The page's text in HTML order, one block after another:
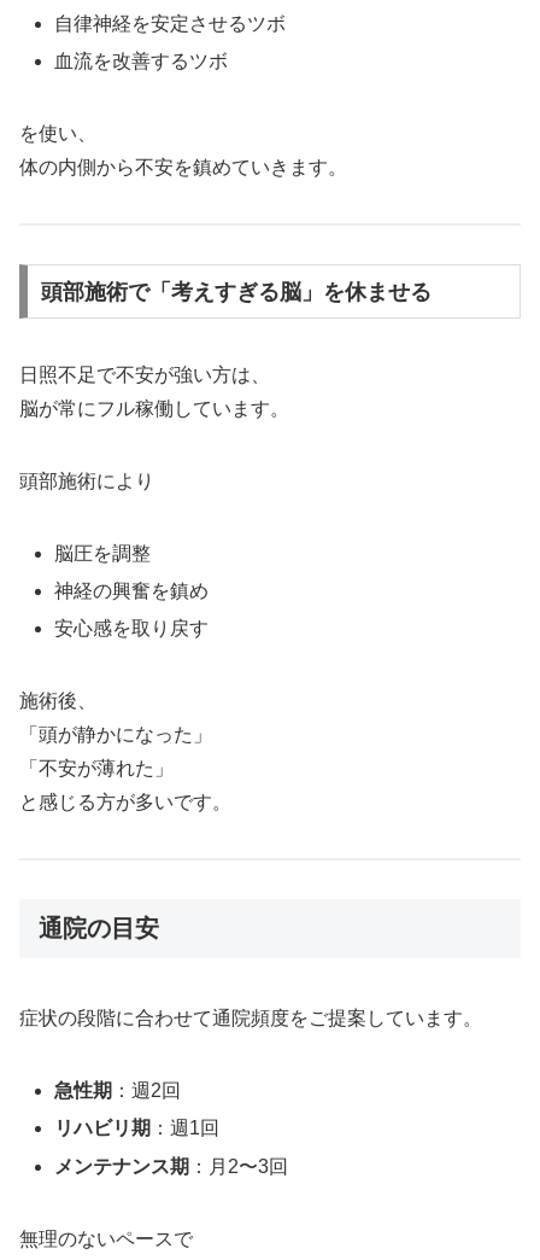
自律神経を安定させるツボ
血流を改善するツボ
を使い、
体の内側から不安を鎮めていきます。
頭部施術で「考えすぎる脳」を休ませる
日照不足で不安が強い方は、
脳が常にフル稼働しています。
頭部施術により
脳圧を調整
神経の興奮を鎮め
安心感を取り戻す
施術後、
「頭が静かになった」
「不安が薄れた」
と感じる方が多いです。
通院の目安
症状の段階に合わせて通院頻度をご提案しています。
急性期 ：週2回
リハビリ期 ：週1回
メンテナンス期 ：月2〜3回
無理のないペースで